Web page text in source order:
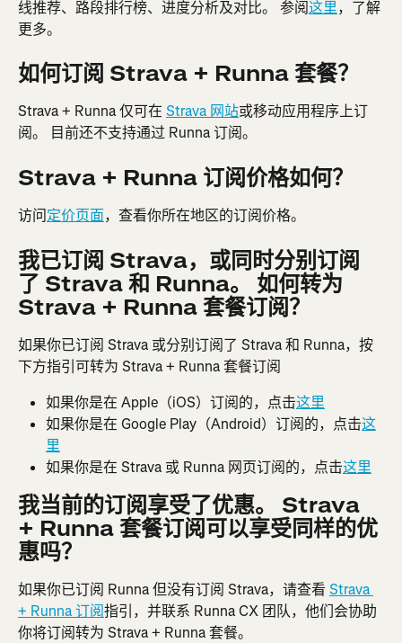
线推荐、路段排行榜、进度分析及对比。 参阅这里，了解
更多。
如何订阅 Strava + Runna 套餐？
Strava + Runna 仅可在 Strava 网站或移动应用程序上订
阅。 目前还不支持通过 Runna 订阅。
Strava + Runna 订阅价格如何？
访问定价页面，查看你所在地区的订阅价格。
我已订阅 Strava，或同时分别订阅
了 Strava 和 Runna。 如何转为
Strava + Runna 套餐订阅？
如果你已订阅 Strava 或分别订阅了 Strava 和 Runna，按
下方指引可转为 Strava + Runna 套餐订阅
如果你是在 Apple（iOS）订阅的，点击这里
如果你是在 Google Play（Android）订阅的，点击这
里
如果你是在 Strava 或 Runna 网页订阅的，点击这里
我当前的订阅享受了优惠。 Strava
+ Runna 套餐订阅可以享受同样的优
惠吗？
如果你已订阅 Runna 但没有订阅 Strava，请查看 Strava
+ Runna 订阅指引，并联系 Runna CX 团队，他们会协助
你将订阅转为 Strava + Runna 套餐。